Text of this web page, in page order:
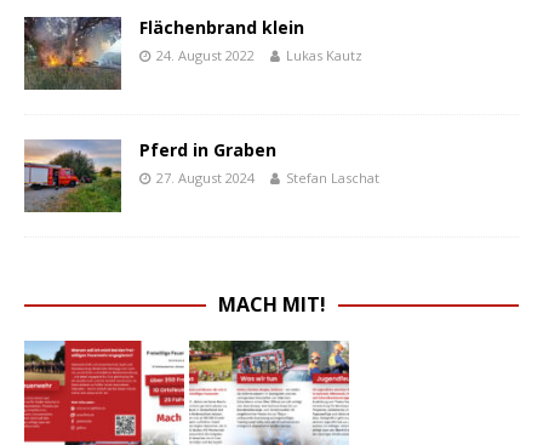
Flächenbrand klein
24. August 2022 Lukas Kautz
Pferd in Graben
27. August 2024 Stefan Laschat
MACH MIT!